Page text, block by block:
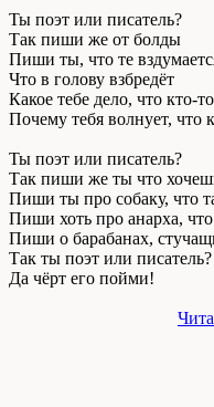
Ты поэт или писатель?
Так пиши же от болды
Пиши ты, что те
Что в голову взбредёт
Какое тебе дело, что кто-
Почему тебя волнует, что
Ты поэт или писатель?
Так пиши же ты что
Пиши ты про собаку, что
Пиши хоть про анарха,
Пиши о барабанах,
Так ты поэт или писатель?
Да чёрт его пойми!